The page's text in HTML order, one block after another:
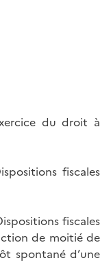
du droit à
fiscales
fiscales
de moitié de
spontané d’une